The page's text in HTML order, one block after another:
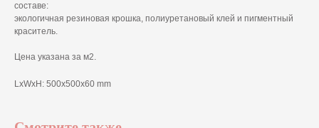
составе:
экологичная резиновая крошка, полиуретановый клей и пигментный
краситель.
Цена указана за м2.
LxWxH: 500x500x60 mm